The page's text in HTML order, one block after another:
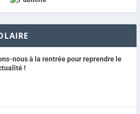
nous à la rentrée pour reprendre le
!